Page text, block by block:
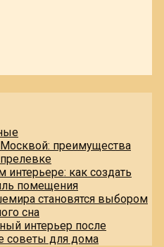
преимущества
как создать
помещения
становятся выбором
сна
интерьер после
советы для дома